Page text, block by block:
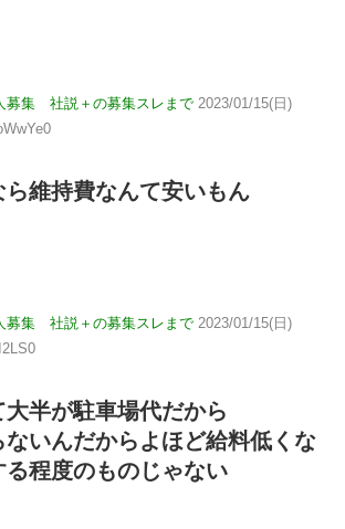
募集 社説＋の募集スレまで 2023/01/15(日)
維持費なんて安いもん
募集 社説＋の募集スレまで 2023/01/15(日)
半が駐車場代だから
ないんだからよほど給料低くな
る程度のものじゃない